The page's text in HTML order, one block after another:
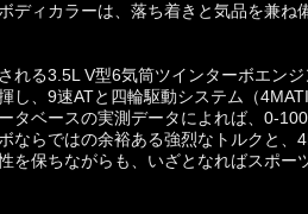
ディカラーは、落ち着きと気品を兼ね
れる3.5L V型6気筒ツインターボエン
し、9速ATと四輪駆動システム（
タベースの実測データによれば、0-
ならではの余裕ある強烈なトルクと、
を保ちながらも、いざとなればスポー